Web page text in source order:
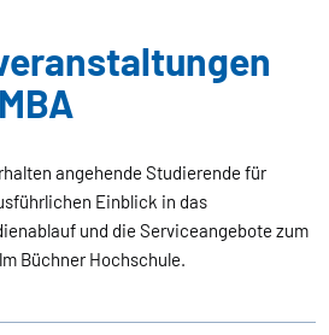
angehende Studierende für
Einblick in das
und die Serviceangebote zum
Büchner Hochschule.